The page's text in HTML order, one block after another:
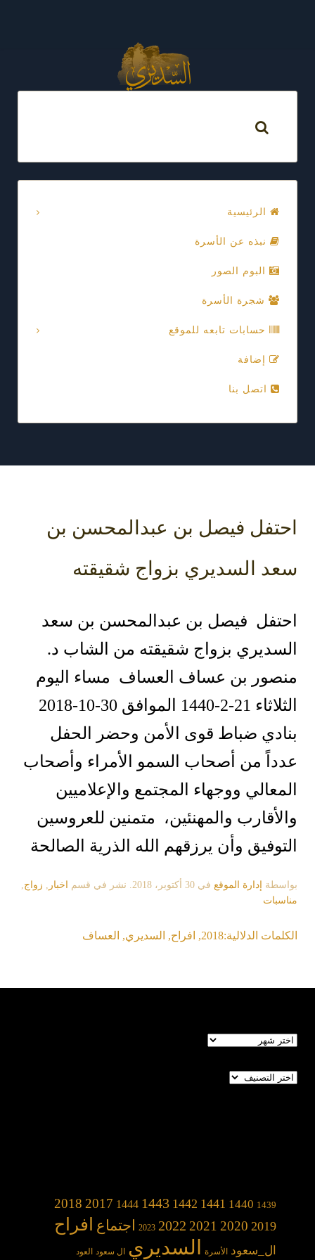
الرئيسية
نبذه عن الأسرة
البوم الصور
شجرة الأسرة
حسابات تابعه للموقع
إضافة
اتصل بنا
احتفل فيصل بن عبدالمحسن بن
سعد السديري بزواج شقيقته
احتفل فيصل بن عبدالمحسن بن سعد
السديري بزواج شقيقته من الشاب د.
منصور بن عساف العساف مساء اليوم
الثلاثاء 21-2-1440 الموافق 30-10-2018
بنادي ضباط قوى الأمن وحضر الحفل
عدداً من أصحاب السمو الأمراء وأصحاب
المعالي ووجهاء المجتمع والإعلاميين
والأقارب والمهنئين، متمنين للعروسين
التوفيق وأن يرزقهم الله الذرية الصالحة
بواسطة إدارة الموقع في 30 أكتوبر، 2018 . نشر في قسم اخبار , زواج,
مناسبات
الكلمات الدلالية:2018
, افراح, السديري, العساف
الأرشيف
تصنيفات
1439
1440
1441
1442
1443
1444
2017
2018
2019
2020
2021
2022
2023 اجتماع افراح
ال_سعود الأسرة السديري ال سعود العود